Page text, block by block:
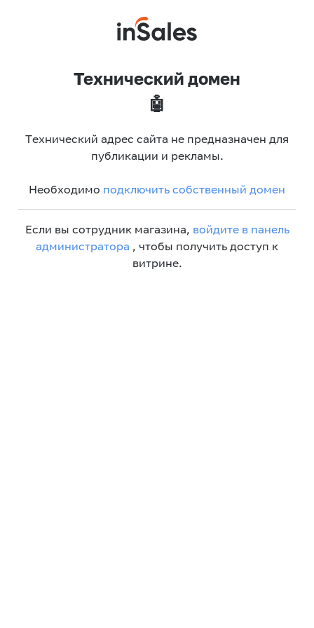
Технический домен
🤖
Технический адрес сайта не предназначен для
публикации и рекламы.
Необходимо подключить собственный домен
Если вы сотрудник магазина, войдите в панель
администратора , чтобы получить доступ к
витрине.